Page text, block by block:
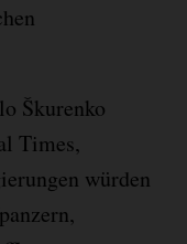
Škurenko
Times,
würden